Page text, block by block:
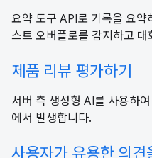
요약 도구 API로 기록을 요약
스트 오버플로를 감지하고
제품 리뷰 평가하기
서버 측 생성형 AI를 사용하
에서 발생합니다.
사용자가 유용한 의견